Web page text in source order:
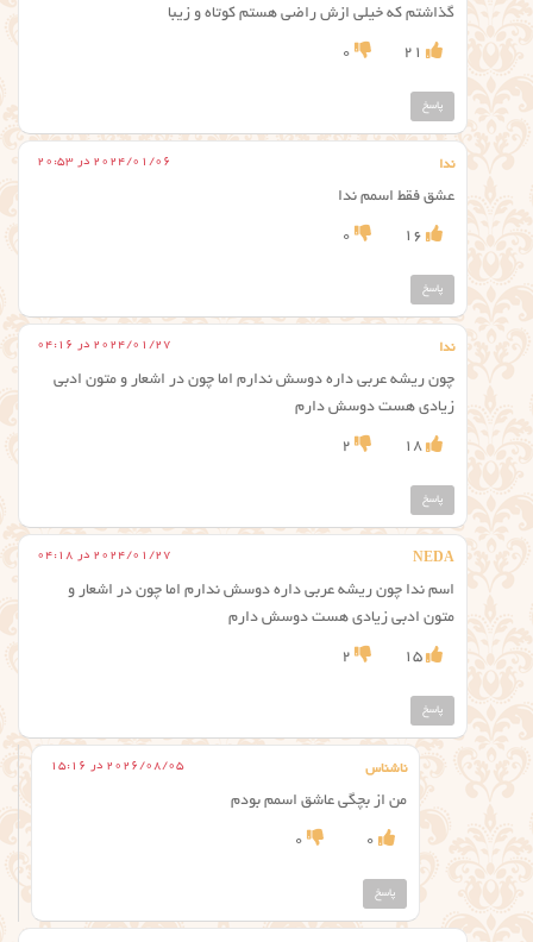
گذاشتم که خیلی ازش راضی هستم کوتاه و زیبا
21
0
پاسخ
ندا 2024/01/06 در 20:53
عشق فقط اسمم ندا
16
0
پاسخ
ندا 2024/01/27 در 04:16
چون ریشه عربی داره دوسش ندارم اما چون در اشعار و متون ادبی
زیادی هست دوسش دارم
18
2
پاسخ
NEDA 2024/01/27 در 04:18
اسم ندا چون ریشه عربی داره دوسش ندارم اما چون در اشعار و
متون ادبی زیادی هست دوسش دارم
15
2
پاسخ
ناشناس 2026/08/05 در 15:16
من از بچگی عاشق اسمم بودم
0
0
پاسخ